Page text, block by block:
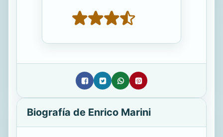
Biografía de Enrico Marini